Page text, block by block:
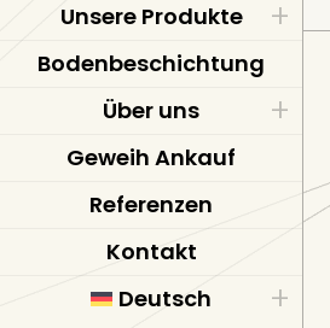
Unsere Produkte
Bodenbeschichtung
Über uns
Geweih Ankauf
Referenzen
Kontakt
Deutsch